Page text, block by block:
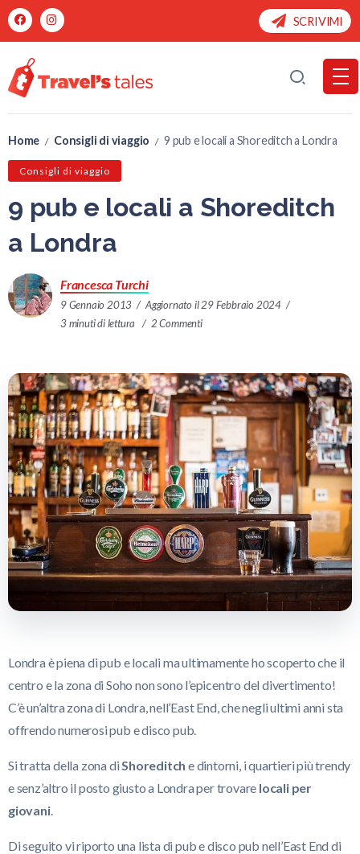
SCRIVIMI
Home / Consigli di viaggio / 9 pub e locali a Shoreditch a Londra
Consigli di viaggio
9 pub e locali a Shoreditch
a Londra
Francesca Turchi
9 Gennaio 2013
Aggiornato il 29 Febbraio 2024
3 minuti di lettura
2 Commenti
Londra è piena di pub e locali ma ultimamente ho scoperto che il
centro e la zona di Soho non sono l’epicentro del divertimento!
C’è un’altra zona di Londra, nell’East End, che negli ultimi anni sta
offrendo numerosi pub e disco pub.
Si tratta della zona diShoreditch e dintorni, i quartieri più trendy
e senz’altro il posto giusto a Londra per trovare locali per
giovani.
Di seguito vi riporto una lista di pub e disco pub nell’East End di